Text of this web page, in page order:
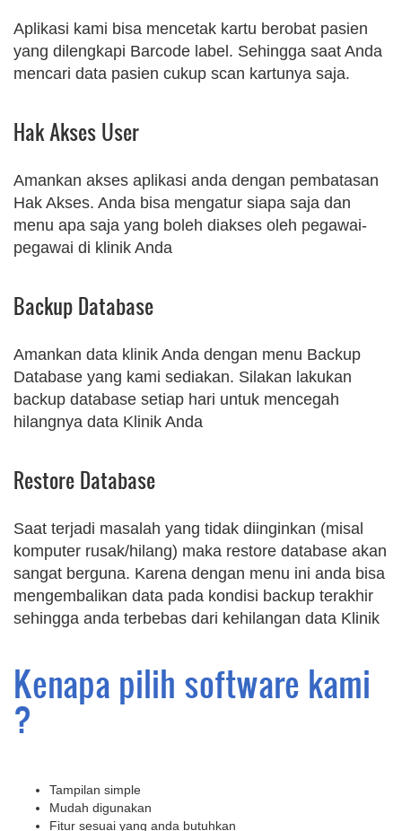
Aplikasi kami bisa mencetak kartu berobat pasien
yang dilengkapi Barcode label. Sehingga saat Anda
mencari data pasien cukup scan kartunya saja.
Hak Akses User
Amankan akses aplikasi anda dengan pembatasan
Hak Akses. Anda bisa mengatur siapa saja dan
menu apa saja yang boleh diakses oleh pegawai-
pegawai di klinik Anda
Backup Database
Amankan data klinik Anda dengan menu Backup
Database yang kami sediakan. Silakan lakukan
backup database setiap hari untuk mencegah
hilangnya data Klinik Anda
Restore Database
Saat terjadi masalah yang tidak diinginkan (misal
komputer rusak/hilang) maka restore database akan
sangat berguna. Karena dengan menu ini anda bisa
mengembalikan data pada kondisi backup terakhir
sehingga anda terbebas dari kehilangan data Klinik
Kenapa pilih software kami
?
Tampilan simple
Mudah digunakan
Fitur sesuai yang anda butuhkan